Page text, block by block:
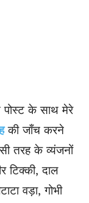
के साथ मेरे
की जाँच करने
तरह के व्यंजनों
टिक्की, दाल
वड़ा, गोभी